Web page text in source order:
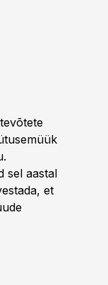
sel aastal
et